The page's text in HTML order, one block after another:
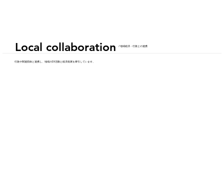
Local collaboration
Local collaboration ​/ 地域経済・行政との連携
​行政や関連団体と連携し、地域のDX活動と経済発展を牽引しています。